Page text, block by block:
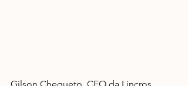
Gilson Chequeto, CEO da Lincros,